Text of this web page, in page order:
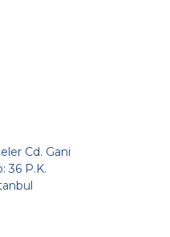
Cd. Gani
36 P.K.